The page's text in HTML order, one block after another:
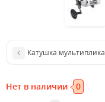
Катушка
Нет в наличии 0